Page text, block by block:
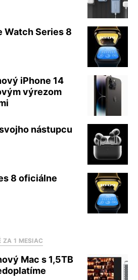
Watch Series 8
iPhone 14
výrezom
nástupcu
8 oficiálne
ZA 1 MESIAC
Mac s 1,5TB